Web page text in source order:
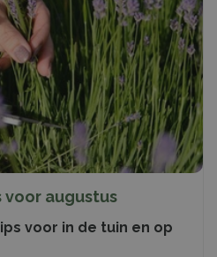
augustus
voor in de tuin en op